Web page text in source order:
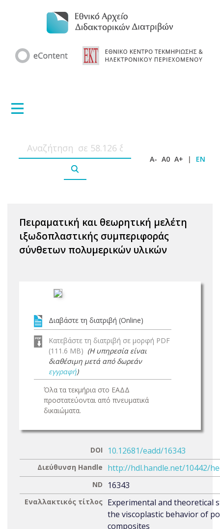
A- A0 A+ | EN
Πειραματική και θεωρητική μελέτη
ιξωδοπλαστικής συμπεριφοράς
σύνθετων πολυμερικών υλικών
Διαβάστε τη διατριβή (Online)
Κατεβάστε τη διατριβή σε μορφή PDF
(111.6 MB) (Η υπηρεσία είναι
διαθέσιμη μετά από δωρεάν
εγγραφή)
Όλα τα τεκμήρια στο ΕΑΔΔ
προστατεύονται από πνευματικά
δικαιώματα.
DOI 10.12681/eadd/16343
Διεύθυνση Handle http://hdl.handle.net/10442/
ND 16343
Εναλλακτικός τίτλος Experimental and theoretical
the viscoplastic behavior of
composites